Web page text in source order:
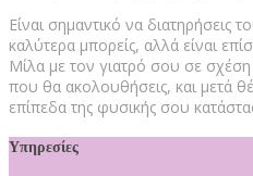
Είναι σημαντικό να διατηρήσεις
καλύτερα μπορείς, αλλά είναι
Μίλα με τον γιατρό σου σε
που θα ακολουθήσεις, και μετά
επίπεδα της φυσικής σου
Υπηρεσίες